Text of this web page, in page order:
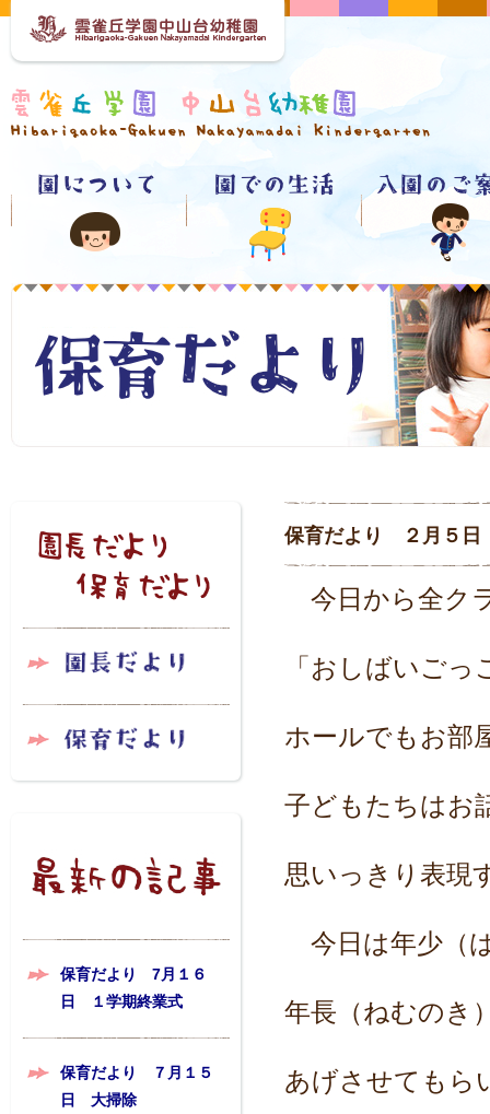
保育だより 7月１６
日 １学期終業式
保育だより ７月１５
日 大掃除
保育だより ２月５日
今日から全ク
「おしばいご
ホールでもお部
子どもたちはお
思いっきり表現
今日は年少（
年長（ねむのき
あげさせてもら